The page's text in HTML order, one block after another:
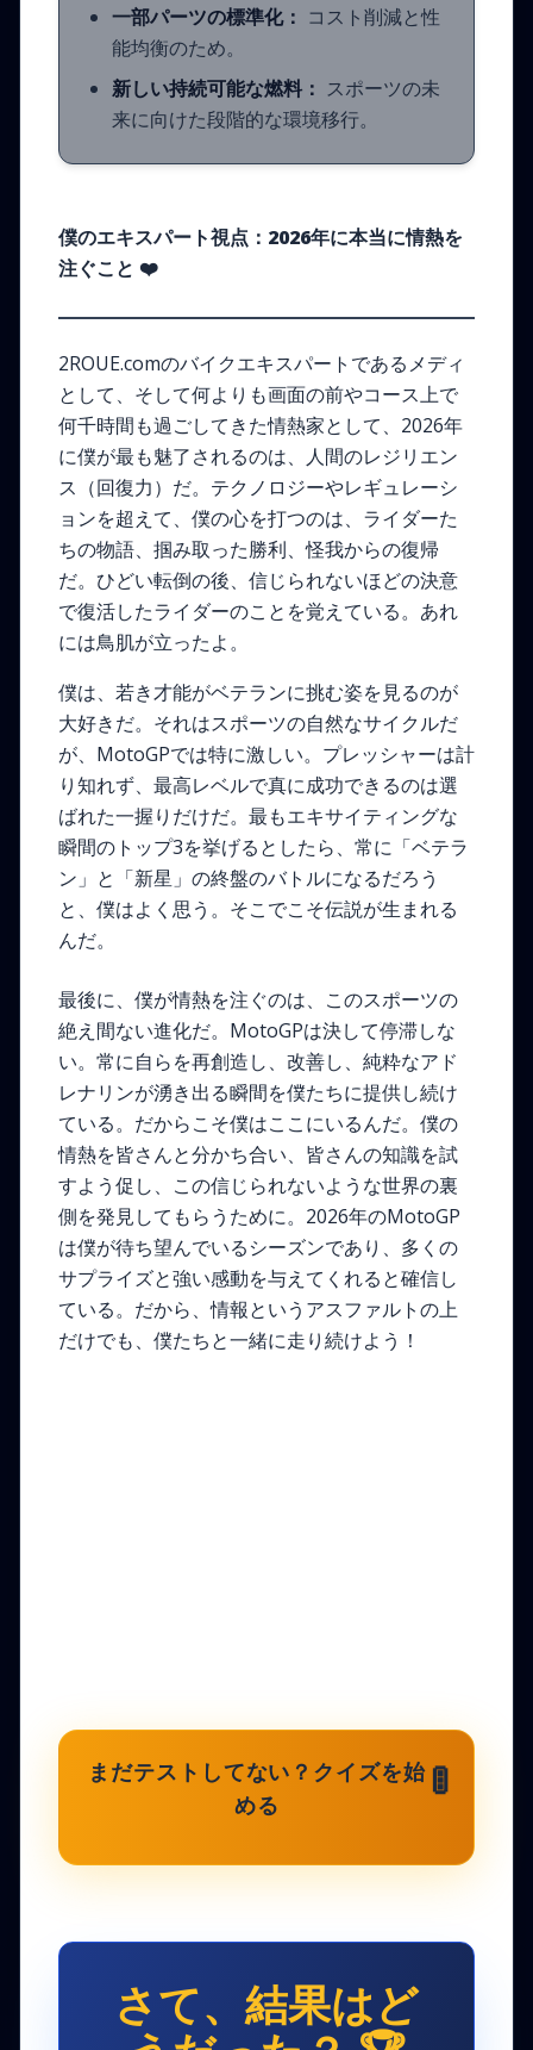
一部パーツの標準化： コスト削減と性
能均衡のため。
新しい持続可能な燃料： スポーツの未
来に向けた段階的な環境移行。
僕のエキスパート視点：2026年に本当に情熱を
注ぐこと ❤️
2ROUE.comのバイクエキスパートであるメディ
として、そして何よりも画面の前やコース上で
何千時間も過ごしてきた情熱家として、2026年
に僕が最も魅了されるのは、人間のレジリエン
ス（回復力）だ。テクノロジーやレギュレーシ
ョンを超えて、僕の心を打つのは、ライダーた
ちの物語、掴み取った勝利、怪我からの復帰
だ。ひどい転倒の後、信じられないほどの決意
で復活したライダーのことを覚えている。あれ
には鳥肌が立ったよ。
僕は、若き才能がベテランに挑む姿を見るのが
大好きだ。それはスポーツの自然なサイクルだ
が、MotoGPでは特に激しい。プレッシャーは計
り知れず、最高レベルで真に成功できるのは選
ばれた一握りだけだ。最もエキサイティングな
瞬間のトップ3を挙げるとしたら、常に「ベテラ
ン」と「新星」の終盤のバトルになるだろう
と、僕はよく思う。そこでこそ伝説が生まれる
んだ。
最後に、僕が情熱を注ぐのは、このスポーツの
絶え間ない進化だ。MotoGPは決して停滞しな
い。常に自らを再創造し、改善し、純粋なアド
レナリンが湧き出る瞬間を僕たちに提供し続け
ている。だからこそ僕はここにいるんだ。僕の
情熱を皆さんと分かち合い、皆さんの知識を試
すよう促し、この信じられないような世界の裏
側を発見してもらうために。2026年のMotoGP
は僕が待ち望んでいるシーズンであり、多くの
サプライズと強い感動を与えてくれると確信し
ている。だから、情報というアスファルトの上
だけでも、僕たちと一緒に走り続けよう！
まだテストしてない？クイズを始
める
🚦
さて、結果はど